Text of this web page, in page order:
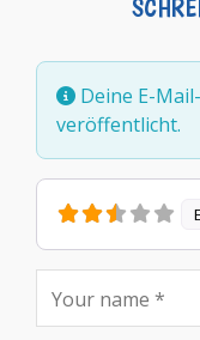
Deine E-
veröffentlicht.